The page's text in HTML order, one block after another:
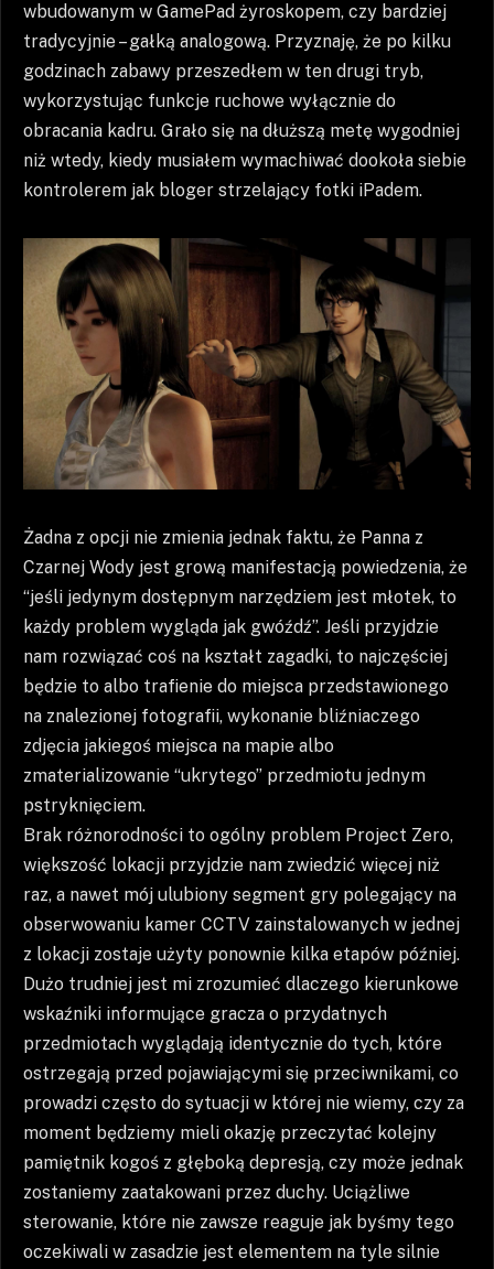
wbudowanym w GamePad żyroskopem, czy bardziej
tradycyjnie – gałką analogową. Przyznaję, że po kilku
godzinach zabawy przeszedłem w ten drugi tryb,
wykorzystując funkcje ruchowe wyłącznie do
obracania kadru. Grało się na dłuższą metę wygodniej
niż wtedy, kiedy musiałem wymachiwać dookoła siebie
kontrolerem jak bloger strzelający fotki iPadem.
Żadna z opcji nie zmienia jednak faktu, że Panna z
Czarnej Wody jest grową manifestacją powiedzenia, że
“jeśli jedynym dostępnym narzędziem jest młotek, to
każdy problem wygląda jak gwóźdź”. Jeśli przyjdzie
nam rozwiązać coś na kształt zagadki, to najczęściej
będzie to albo trafienie do miejsca przedstawionego
na znalezionej fotografii, wykonanie bliźniaczego
zdjęcia jakiegoś miejsca na mapie albo
zmaterializowanie “ukrytego” przedmiotu jednym
pstryknięciem.
Brak różnorodności to ogólny problem Project Zero,
większość lokacji przyjdzie nam zwiedzić więcej niż
raz, a nawet mój ulubiony segment gry polegający na
obserwowaniu kamer CCTV zainstalowanych w jednej
z lokacji zostaje użyty ponownie kilka etapów później.
Dużo trudniej jest mi zrozumieć dlaczego kierunkowe
wskaźniki informujące gracza o przydatnych
przedmiotach wyglądają identycznie do tych, które
ostrzegają przed pojawiającymi się przeciwnikami, co
prowadzi często do sytuacji w której nie wiemy, czy za
moment będziemy mieli okazję przeczytać kolejny
pamiętnik kogoś z głęboką depresją, czy może jednak
zostaniemy zaatakowani przez duchy. Uciążliwe
sterowanie, które nie zawsze reaguje jak byśmy tego
oczekiwali w zasadzie jest elementem na tyle silnie